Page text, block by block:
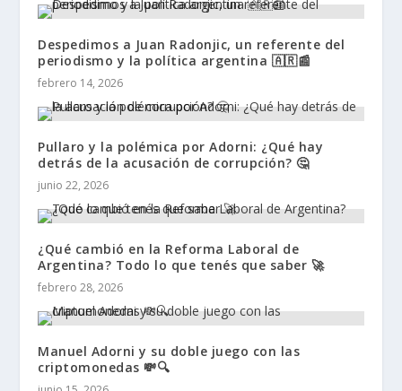
Despedimos a Juan Radonjic, un referente del
periodismo y la política argentina 🇦🇷📰
febrero 14, 2026
Pullaro y la polémica por Adorni: ¿Qué hay
detrás de la acusación de corrupción? 🤔
junio 22, 2026
¿Qué cambió en la Reforma Laboral de
Argentina? Todo lo que tenés que saber 🚀
febrero 28, 2026
Manuel Adorni y su doble juego con las
criptomonedas 💸🔍